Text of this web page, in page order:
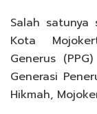
Salah satunya
Kota
Generus
Generasi
Hikmah,